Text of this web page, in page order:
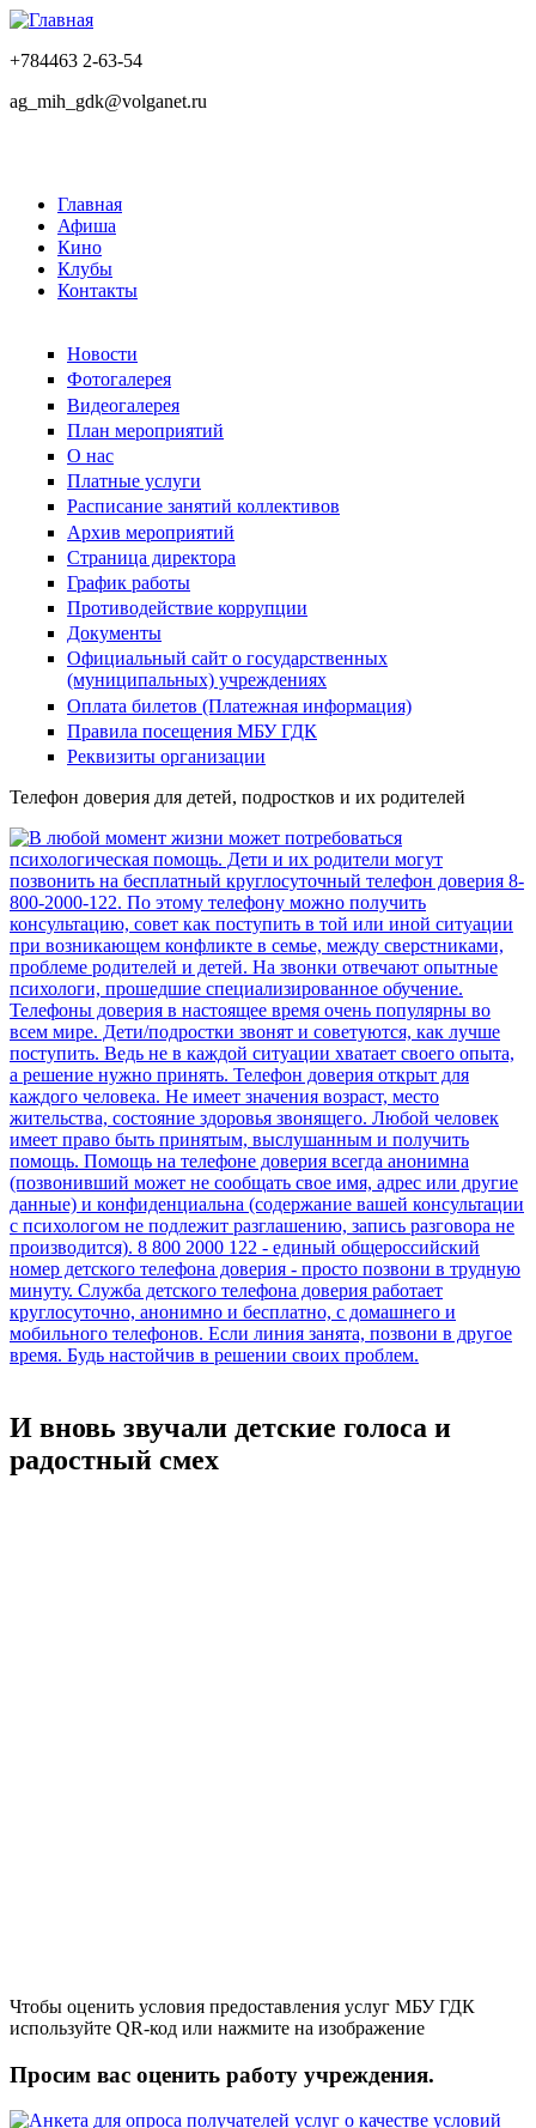
+784463 2-63-54
ag_mih_gdk@volganet.ru
Главная
Афиша
Кино
Клубы
Контакты
Новости
Фотогалерея
Видеогалерея
План мероприятий
О нас
Платные услуги
Расписание занятий коллективов
Архив мероприятий
Страница директора
График работы
Противодействие коррупции
Документы
Официальный сайт о государственных
(муниципальных) учреждениях
Оплата билетов (Платежная информация)
Правила посещения МБУ ГДК
Реквизиты организации
Телефон доверия для детей, подростков и их родителей
И вновь звучали детские голоса и
радостный смех
Чтобы оценить условия предоставления услуг МБУ ГДК
используйте QR-код или нажмите на изображение
Просим вас оценить работу учреждения.